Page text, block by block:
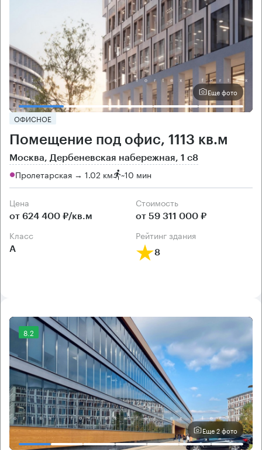
Еще фото
ОФИСНОЕ
Помещение под офис, 1113 кв.м
Москва, Дербеневская набережная, 1 с8
Пролетарская → 1.02 км ~10 мин
Цена
от 624 400 ₽/кв.м
Cтоимость
от 59 311 000 ₽
класс
А
рейтинг здания
8
8.2
Еще 2 фото